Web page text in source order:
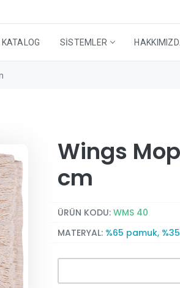
KATALOG SISTEMLER
Wings
cm
ÜRÜN KODU: WMS 40
MATERYAL: %65 pamuk,